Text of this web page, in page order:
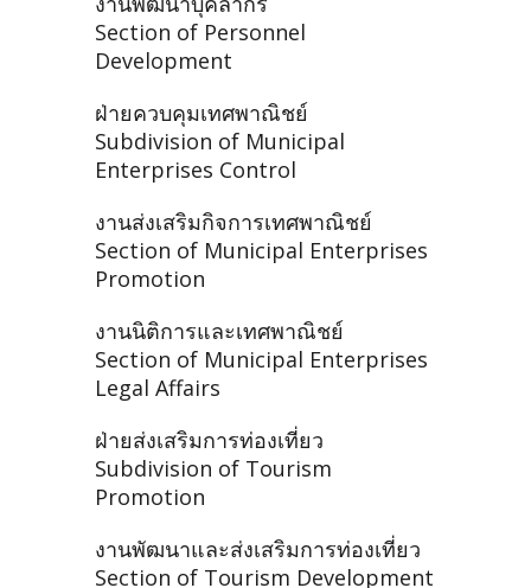
Section of Personnel
Development
ฝ่ายควบคุมเทศพาณิชย์
Subdivision of Municipal
Enterprises Control
งานส่งเสริมกิจการเทศพาณิชย์
Section of Municipal Enterprises
Promotion
งานนิติการและเทศพาณิชย์
Section of Municipal Enterprises
Legal Affairs
ฝ่ายส่งเสริมการท่องเที่ยว
Subdivision of Tourism
Promotion
งานพัฒนาและส่งเสริมการท่องเที่ยว
Section of Tourism Development